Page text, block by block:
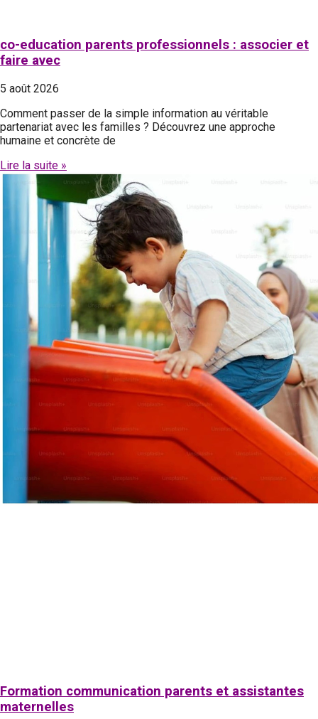
co-education parents professionnels : associer et
faire avec
5 août 2026
Comment passer de la simple information au véritable
partenariat avec les familles ? Découvrez une approche
humaine et concrète de
Lire la suite »
Formation communication parents et assistantes
maternelles